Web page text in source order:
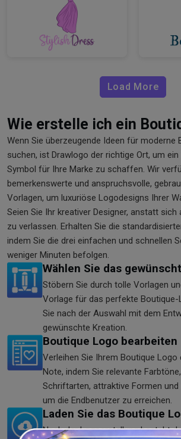
Load More
Wie erstelle ich ein
Wenn Sie überzeugende Ideen für moderne
suchen, ist Drawlogo der richtige Ort, um
Symbol für Ihre Marke zu schaffen. Wir
bemerkenswerte und anspruchsvolle,
Vorlagen, um luxuriöse Logodesigns Ihrer
Seien Sie Ihr kreativer Designer, anstatt sich
zu verlassen. Erhalten Sie die
indem Sie die drei einfachen und schnellen
weniger Minuten befolgen.
Wählen Sie das
Stöbern Sie durch tolle Vorlagen
Vorlage für das perfekte Boutique-
Sie nach der Auswahl mit dem
gewünschte Kreation.
Boutique Logo bearbeiten
Verleihen Sie Ihrem Boutique Logo
Note, indem Sie relevante
Schriftarten, attraktive Formen
um die Endbenutzer zu erreichen.
Laden Sie das Boutique
Nach der Logoerstellung besteht